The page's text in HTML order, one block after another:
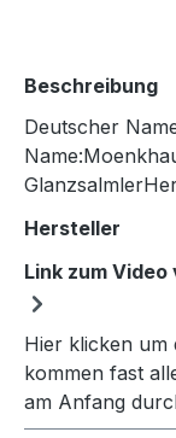
Beschreibung
Deutscher
Hersteller
Link zum
Hier klicken um
kommen fast
am Anfang